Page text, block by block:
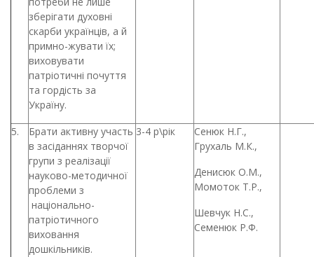
зберігати духовні
скарби українців, а й
примно-жувати їх;
виховувати
патріотичні почуття
та гордість за
Україну.
5.
Брати активну участь
в засіданнях творчої
групи з реалізації
науково-методичної
проблеми з
національно-
патріотичного
виховання
дошкільників.
3-4 р\рік
Сенюк Н.Г.,
Грухаль М.К.,
Денисюк О.М.,
Момоток Т.Р.,
Шевчук Н.С.,
Семенюк Р.Ф.